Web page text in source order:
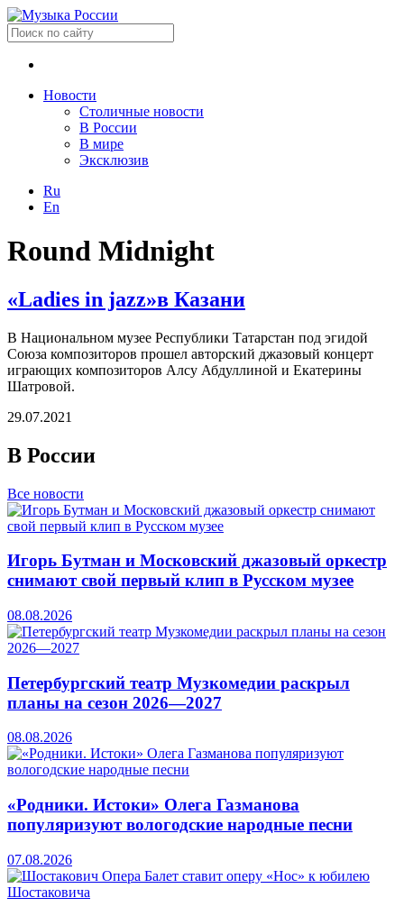
Новости
Столичные новости
В России
В мире
Эксклюзив
Ru
En
Round Midnight
«Ladies in jazz»в Казани
В Национальном музее Республики Татарстан под эгидой
Союза композиторов прошел авторский джазовый концерт
играющих композиторов Алсу Абдуллиной и Екатерины
Шатровой.
29.07.2021
В России
Все новости
Игорь Бутман и Московский джазовый оркестр
снимают свой первый клип в Русском музее
08.08.2026
Петербургский театр Музкомедии раскрыл
планы на сезон 2026—2027
08.08.2026
«Родники. Истоки» Олега Газманова
популяризуют вологодские народные песни
07.08.2026